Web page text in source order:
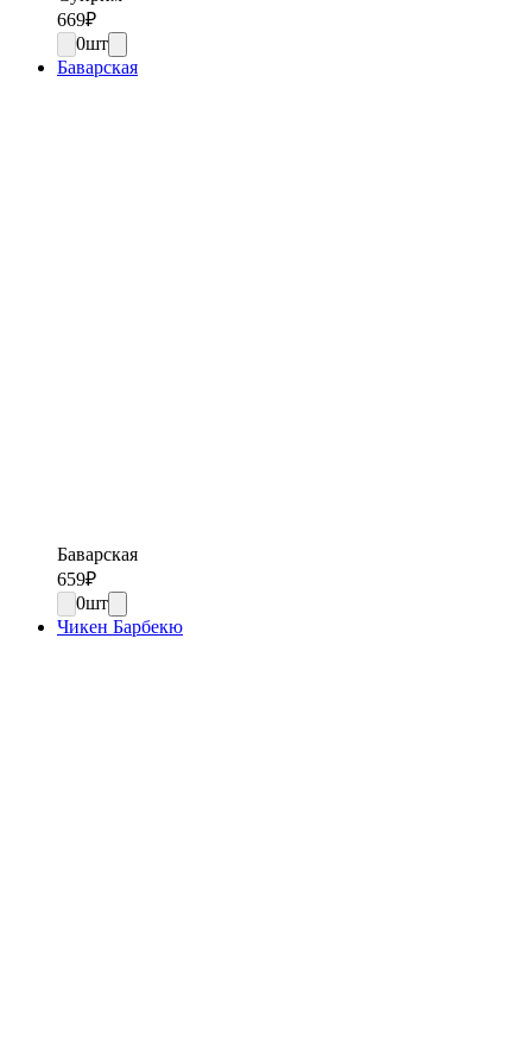
669₽
0шт
Баварская
Баварская
659₽
0шт
Чикен Барбекю